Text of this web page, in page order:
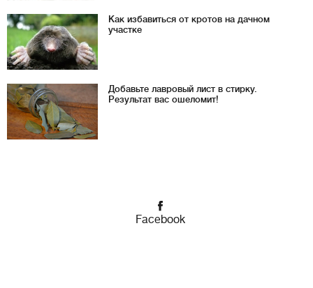
Как избавиться от кротов на дачном
участке
Добавьте лавровый лист в стирку.
Результат вас ошеломит!
Facebook